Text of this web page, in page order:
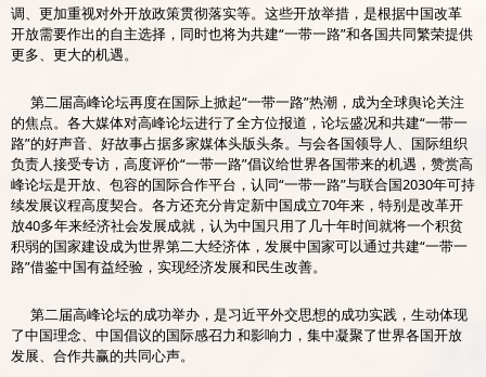
调、更加重视对外开放政策贯彻落实等。这些开放举措，是根据中国改革
开放需要作出的自主选择，同时也将为共建“一带一路”和各国共同繁荣提供
更多、更大的机遇。
第二届高峰论坛再度在国际上掀起“一带一路”热潮，成为全球舆论关注
的焦点。各大媒体对高峰论坛进行了全方位报道，论坛盛况和共建“一带一
路”的好声音、好故事占据多家媒体头版头条。与会各国领导人、国际组织
负责人接受专访，高度评价“一带一路”倡议给世界各国带来的机遇，赞赏高
峰论坛是开放、包容的国际合作平台，认同“一带一路”与联合国2030年可持
续发展议程高度契合。各方还充分肯定新中国成立70年来，特别是改革开
放40多年来经济社会发展成就，认为中国只用了几十年时间就将一个积贫
积弱的国家建设成为世界第二大经济体，发展中国家可以通过共建“一带一
路”借鉴中国有益经验，实现经济发展和民生改善。
第二届高峰论坛的成功举办，是习近平外交思想的成功实践，生动体现
了中国理念、中国倡议的国际感召力和影响力，集中凝聚了世界各国开放
发展、合作共赢的共同心声。